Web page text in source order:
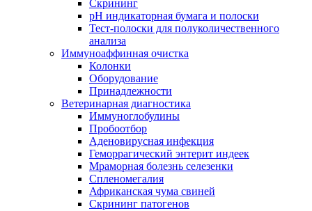
Скрининг
pH индикаторная бумага и полоски
Тест-полоски для полуколичественного
анализа
Иммуноаффинная очистка
Колонки
Оборудование
Принадлежности
Ветеринарная диагностика
Иммуноглобулины
Пробоотбор
Аденовирусная инфекция
Геморрагический энтерит индеек
Мраморная болезнь селезенки
Спленомегалия
Африканская чума свиней
Скрининг патогенов